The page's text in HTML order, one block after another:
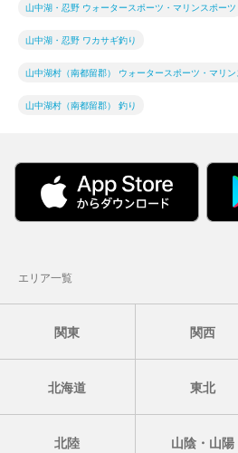
山中湖・忍野 ウォータースポーツ・マリンスポーツ
山中湖・忍野 ワカサギ釣り
山中湖村（南都留郡） ウォータースポーツ・マリン
山中湖村（南都留郡） 釣り
エリア一覧
関東 関西
北海道 東北
北陸 山陰・山陽